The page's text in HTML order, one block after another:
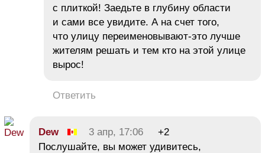
с плиткой! Заедьте в глубину области
и сами все увидите. А на счет того,
что улицу переименовывают-это лучше
жителям решать и тем кто на этой улице
вырос!
Ответить
Dew 3 апр, 17:06
+2
Послушайте, вы может удивитесь,